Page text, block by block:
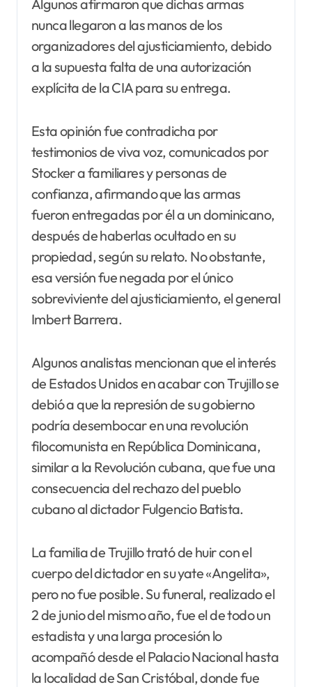
Algunos afirmaron que dichas armas
nunca llegaron a las manos de los
organizadores del ajusticiamiento, debido
a la supuesta falta de una autorización
explícita de la CIA para su entrega.
Esta opinión fue contradicha por
testimonios de viva voz, comunicados por
Stocker a familiares y personas de
confianza, afirmando que las armas
fueron entregadas por él a un dominicano,
después de haberlas ocultado en su
propiedad, según su relato. No obstante,
esa versión fue negada por el único
sobreviviente del ajusticiamiento, el general
Imbert Barrera.
Algunos analistas mencionan que el interés
de Estados Unidos en acabar con Trujillo se
debió a que la represión de su gobierno
podría desembocar en una revolución
filocomunista en República Dominicana,
similar a la Revolución cubana, que fue una
consecuencia del rechazo del pueblo
cubano al dictador Fulgencio Batista.
La familia de Trujillo trató de huir con el
cuerpo del dictador en su yate «Angelita»,
pero no fue posible. Su funeral, realizado el
2 de junio del mismo año, fue el de todo un
estadista y una larga procesión lo
acompañó desde el Palacio Nacional hasta
la localidad de San Cristóbal, donde fue